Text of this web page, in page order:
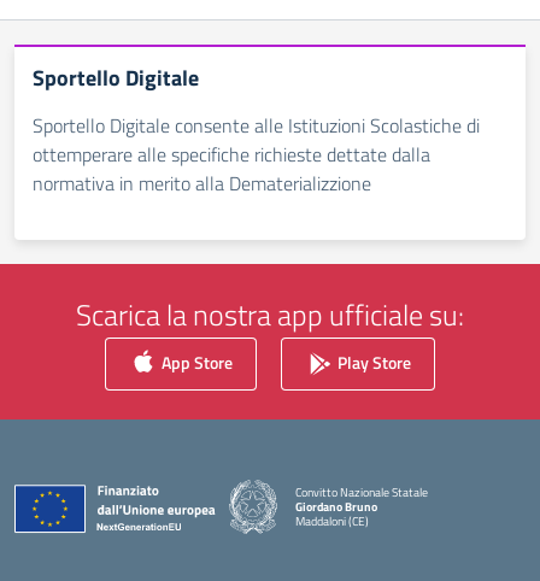
Sportello Digitale
Sportello Digitale consente alle Istituzioni Scolastiche di
ottemperare alle specifiche richieste dettate dalla
normativa in merito alla Dematerializzione
Scarica la nostra app ufficiale su:
App Store Play Store
Convitto Nazionale Statale
Giordano Bruno
Maddaloni (CE)